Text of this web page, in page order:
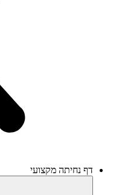
דף נחיתה מקצועי